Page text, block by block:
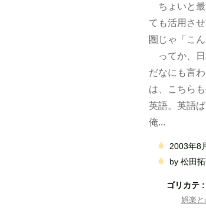
ちょいと最
ても活用さ
圏じゃ「こ
ってか、日
だなにも言
は、こちら
英語。英語
俺...
2003年8
by 松田
ゴリカテ :
娯楽と